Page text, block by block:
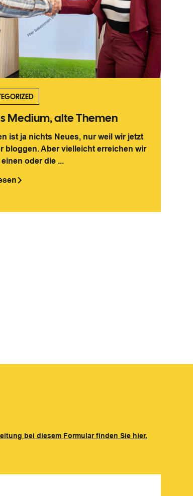
Medium, alte Themen
ist ja nichts Neues, nur weil wir jetzt
bloggen. Aber vielleicht erreichen wir
oder die ...
bei diesem Formular finden Sie hier.